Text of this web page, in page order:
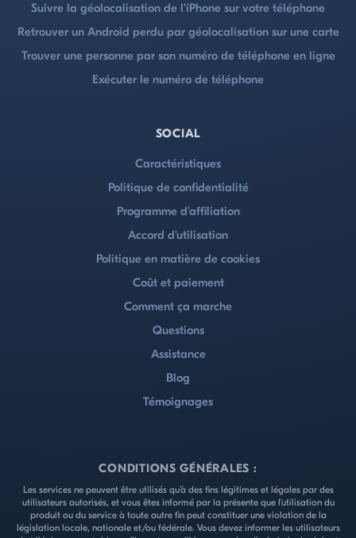
Suivre la géolocalisation de l'iPhone sur votre téléphone
Retrouver un Android perdu par géolocalisation sur une carte
Trouver une personne par son numéro de téléphone en ligne
Exécuter le numéro de téléphone
SOCIAL
Caractéristiques
Politique de confidentialité
Programme d'affiliation
Accord d'utilisation
Politique en matière de cookies
Coût et paiement
Comment ça marche
Questions
Assistance
Blog
Témoignages
CONDITIONS GÉNÉRALES :
Les services ne peuvent être utilisés qu'à des fins légitimes et légales par des
utilisateurs autorisés, et vous êtes informé par la présente que l'utilisation du
produit ou du service à toute autre fin peut constituer une violation de la
législation locale, nationale et/ou fédérale. Vous devez informer les utilisateurs